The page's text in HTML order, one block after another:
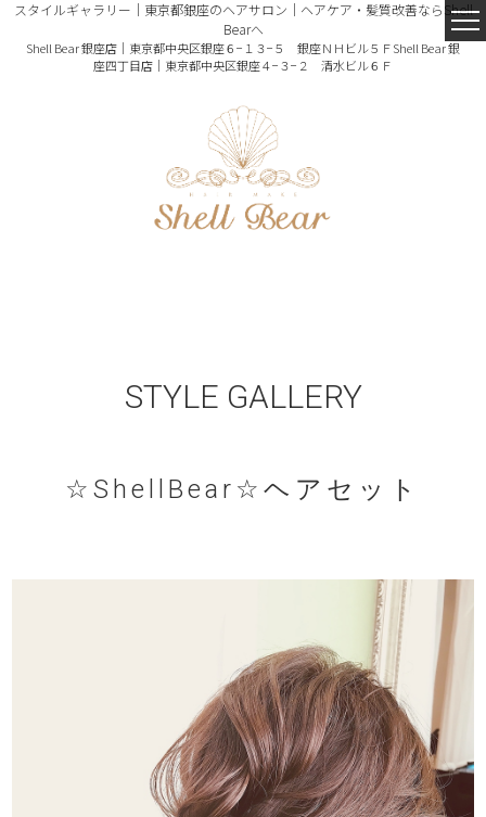
スタイルギャラリー｜東京都銀座のヘアサロン｜ヘアケア・髪質改善ならShell
Bearへ
Shell Bear 銀座店｜東京都中央区銀座６−１３−５ 銀座ＮＨビル５ＦShell Bear 銀
座四丁目店｜東京都中央区銀座４−３−２ 清水ビル６Ｆ
STYLE GALLERY
☆ShellBear☆ヘアセット